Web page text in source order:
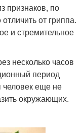
признаков, по
от гриппа.
и стремительное
несколько часов
период
человек еще не
окружающих.